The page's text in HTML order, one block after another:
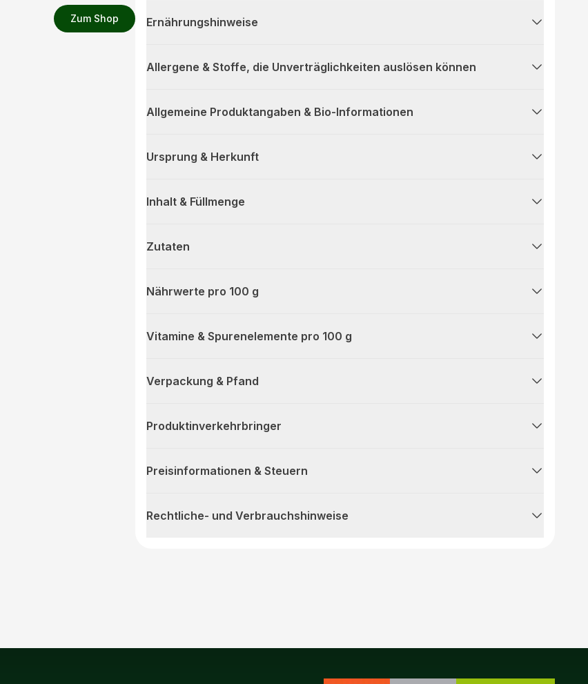
Zum Shop Ernährungshinweise
Allergene & Stoffe, die Unverträglichkeiten auslösen können
Allgemeine Produktangaben & Bio-Informationen
Ursprung & Herkunft
Inhalt & Füllmenge
Zutaten
Nährwerte pro 100 g
Vitamine & Spurenelemente pro 100 g
Verpackung & Pfand
Produktinverkehrbringer
Preisinformationen & Steuern
Rechtliche- und Verbrauchshinweise